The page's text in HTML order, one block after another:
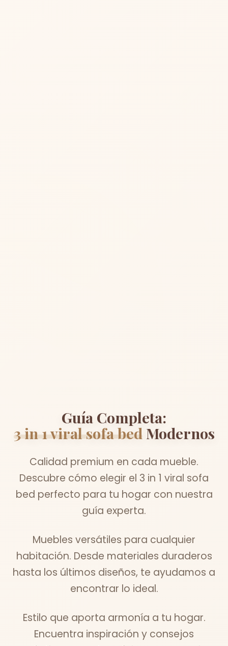
Guía Completa:
3 in 1 viral sofa bedModernos
Calidad premium en cada mueble.
Descubre cómo elegir el 3 in 1 viral sofa
bed perfecto para tu hogar con nuestra
guía experta.
Muebles versátiles para cualquier
habitación. Desde materiales duraderos
hasta los últimos diseños, te ayudamos a
encontrar lo ideal.
Estilo que aporta armonía a tu hogar.
Encuentra inspiración y consejos